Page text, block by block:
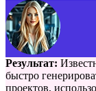
Результат:
быстро
проектов,